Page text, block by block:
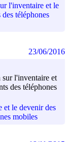
l'inventaire et le
téléphones
l'inventaire et
des téléphones
le devenir des
mobiles
23/06/2016